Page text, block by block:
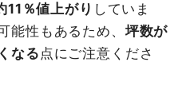
％値上がり していま
能性もあるため、 坪数が
なる点にご注意くださ